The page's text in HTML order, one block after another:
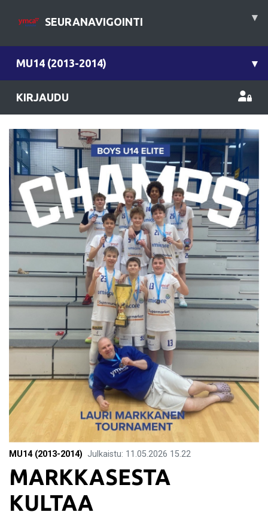
SEURANAVIGOINTI ▾
MU14 (2013-2014) ▾
KIRJAUDU
MU14 (2013-2014) Julkaistu: 11.05.2026 15.22
MARKKASESTA
KULTAA